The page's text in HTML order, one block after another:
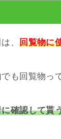
は、回覧物に
も回覧物っ
確認して貰